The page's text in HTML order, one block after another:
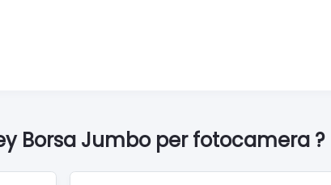
Borsa Jumbo per fotocamera ?